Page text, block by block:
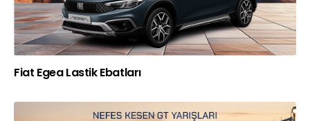
Fiat Egea Lastik Ebatları